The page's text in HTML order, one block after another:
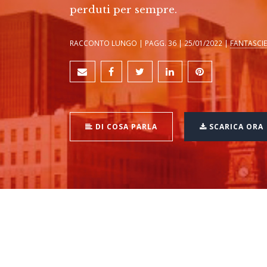
perduti per sempre.
RACCONTO LUNGO | PAGG. 36 | 25/01/2022 |
DI COSA PARLA SCARICA ORA